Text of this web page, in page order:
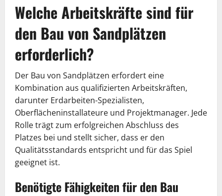
Welche Arbeitskräfte sind für
den Bau von Sandplätzen
erforderlich?
Der Bau von Sandplätzen erfordert eine
Kombination aus qualifizierten Arbeitskräften,
darunter Erdarbeiten-Spezialisten,
Oberflächeninstallateure und Projektmanager. Jede
Rolle trägt zum erfolgreichen Abschluss des
Platzes bei und stellt sicher, dass er den
Qualitätsstandards entspricht und für das Spiel
geeignet ist.
Benötigte Fähigkeiten für den Bau